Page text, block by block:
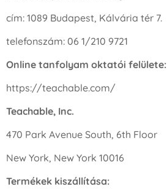
cím: 1089 Budapest, Kálvária tér 7.
telefonszám: 06 1/210 9721
Online tanfolyam oktatói felülete:
https://teachable.com/
Teachable, Inc.
470 Park Avenue South, 6th Floor
New York, New York 10016
Termékek kiszállítása: